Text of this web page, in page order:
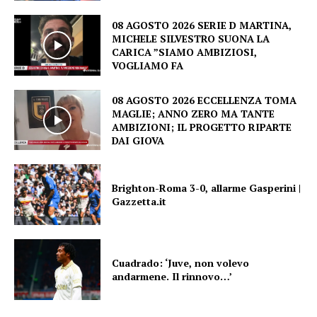
08 AGOSTO 2026 SERIE D MARTINA,
MICHELE SILVESTRO SUONA LA
CARICA ”SIAMO AMBIZIOSI,
VOGLIAMO FA
08 AGOSTO 2026 ECCELLENZA TOMA
MAGLIE; ANNO ZERO MA TANTE
AMBIZIONI; IL PROGETTO RIPARTE
DAI GIOVA
Brighton-Roma 3-0, allarme Gasperini |
Gazzetta.it
Cuadrado: ‘Juve, non volevo
andarmene. Il rinnovo…’